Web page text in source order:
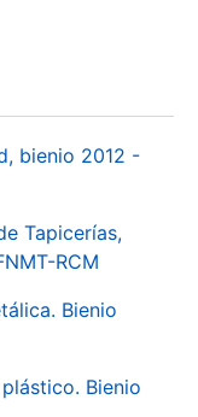
bienio 2012 -
Tapicerías,
RCM
Bienio
Bienio